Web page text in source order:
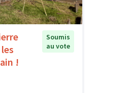
!
Soumis
au vote